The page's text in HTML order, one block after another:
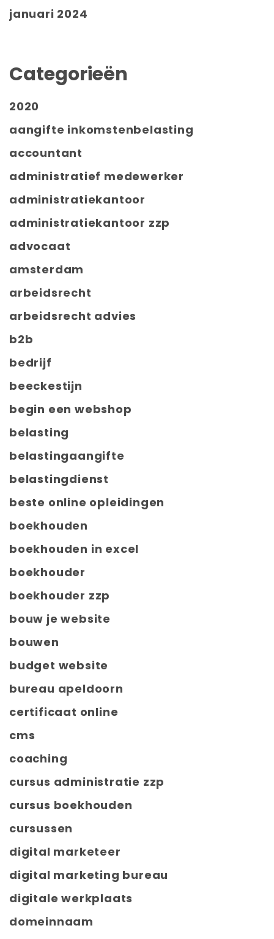
januari 2024
Categorieën
2020
aangifte inkomstenbelasting
accountant
administratief medewerker
administratiekantoor
administratiekantoor zzp
advocaat
amsterdam
arbeidsrecht
arbeidsrecht advies
b2b
bedrijf
beeckestijn
begin een webshop
belasting
belastingaangifte
belastingdienst
beste online opleidingen
boekhouden
boekhouden in excel
boekhouder
boekhouder zzp
bouw je website
bouwen
budget website
bureau apeldoorn
certificaat online
cms
coaching
cursus administratie zzp
cursus boekhouden
cursussen
digital marketeer
digital marketing bureau
digitale werkplaats
domeinnaam